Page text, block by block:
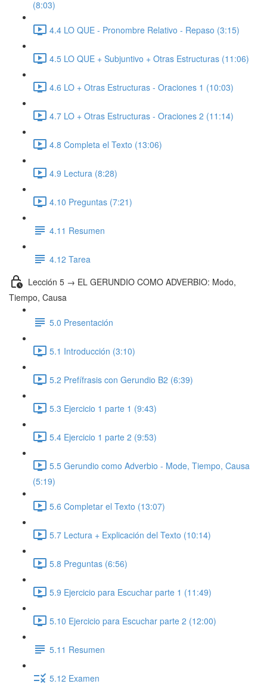
(8:03)
4.4 LO QUE - Pronombre Relativo - Repaso (3:15)
4.5 LO QUE + Subjuntivo + Otras Estructuras (11:06)
4.6 LO + Otras Estructuras - Oraciones 1 (10:03)
4.7 LO + Otras Estructuras - Oraciones 2 (11:14)
4.8 Completa el Texto (13:06)
4.9 Lectura (8:28)
4.10 Preguntas (7:21)
4.11 Resumen
4.12 Tarea
Lección 5 → EL GERUNDIO COMO ADVERBIO: Modo,
Tiempo, Causa
5.0 Presentación
5.1 Introducción (3:10)
5.2 Prefífrasis con Gerundio B2 (6:39)
5.3 Ejercicio 1 parte 1 (9:43)
5.4 Ejercicio 1 parte 2 (9:53)
5.5 Gerundio como Adverbio - Mode, Tiempo, Causa
(5:19)
5.6 Completar el Texto (13:07)
5.7 Lectura + Explicación del Texto (10:14)
5.8 Preguntas (6:56)
5.9 Ejercicio para Escuchar parte 1 (11:49)
5.10 Ejercicio para Escuchar parte 2 (12:00)
5.11 Resumen
5.12 Examen